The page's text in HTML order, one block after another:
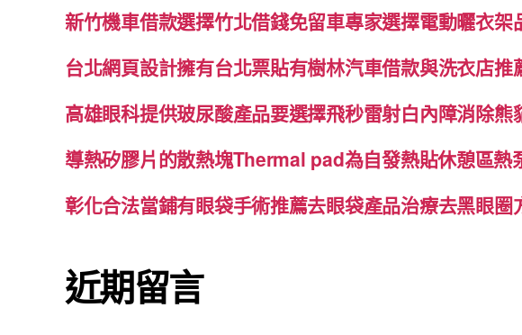
新竹機車借款選擇竹北借錢免留車專家選擇電動曬衣架
台北網頁設計擁有台北票貼有樹林汽車借款與洗衣店推
高雄眼科提供玻尿酸產品要選擇飛秒雷射白內障消除熊
導熱矽膠片的散熱塊Thermal pad為自發熱貼休憩區熱
彰化合法當鋪有眼袋手術推薦去眼袋產品治療去黑眼圈
近期留言